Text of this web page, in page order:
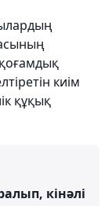
киім
құқық
кінәлі